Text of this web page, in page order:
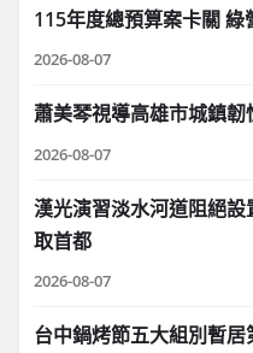
115年度總預算案卡關
2026-08-07
蕭美琴視導高雄市城鎮韌
2026-08-07
漢光演習淡水河道阻絕
取首都
2026-08-07
台中鍋烤節五大組別暫